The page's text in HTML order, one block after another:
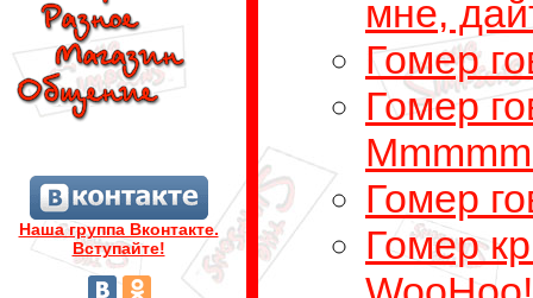
Наша группа Вконтакте.
Вступайте!
мне,
Гомер
Гомер
Гомер
Гомер